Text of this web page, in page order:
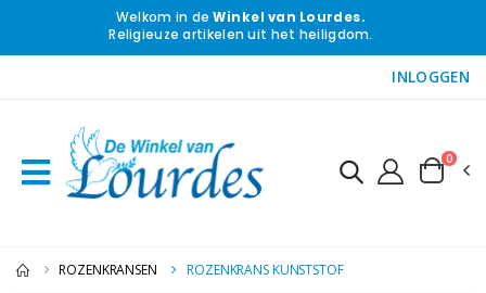
Welkom in deWinkel van Lourdes.
Religieuze artikelen uit het heiligdom.
INLOGGEN
0
ROZENKRANSEN ROZENKRANS KUNSTSTOF